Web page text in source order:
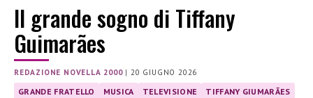
Il grande sogno di Tiffany
Guimarães
REDAZIONE NOVELLA 2000|20 GIUGNO 2026
GRANDE FRATELLO MUSICA TELEVISIONE TIFFANY GIUMARÃES